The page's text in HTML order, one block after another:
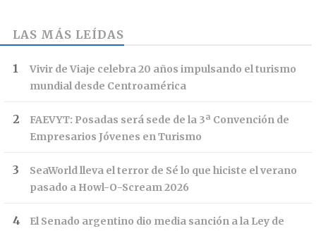
LAS MÁS LEÍDAS
Vivir de Viaje celebra 20 años impulsando el turismo
mundial desde Centroamérica
FAEVYT: Posadas será sede de la 3ª Convención de
Empresarios Jóvenes en Turismo
SeaWorld lleva el terror de Sé lo que hiciste el verano
pasado a Howl-O-Scream 2026
El Senado argentino dio media sanción a la Ley de